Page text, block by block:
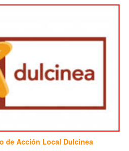
de Acción Local Dulcinea